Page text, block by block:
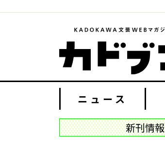
ニュース
新刊情報